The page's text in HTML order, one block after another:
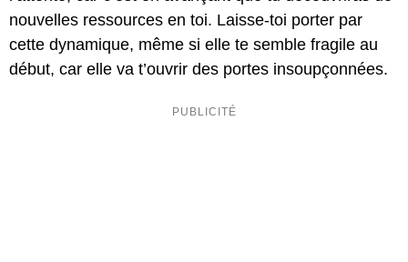
nouvelles ressources en toi. Laisse-toi porter par
cette dynamique, même si elle te semble fragile au
début, car elle va t’ouvrir des portes insoupçonnées.